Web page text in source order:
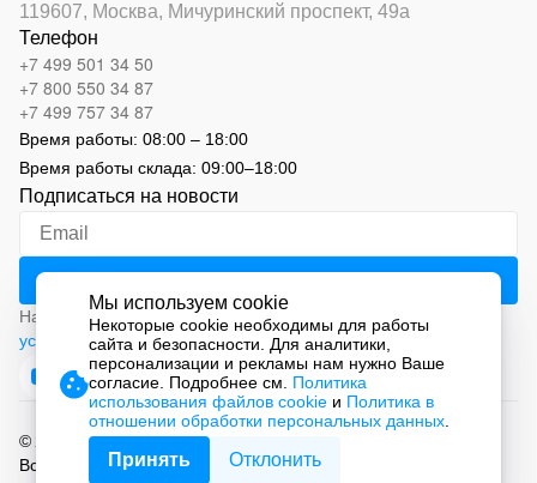
119607, Москва, Мичуринский проспект, 49а
Телефон
+7 499 501 34 50
+7 800 550 34 87
+7 499 757 34 87
Время работы: 08:00 – 18:00
Время работы склада: 09:00–18:00
Подписаться на новости
Нажимая на кнопку «Подписаться», вы соглашаетесь с
условиями обработки персональных данных
© 2026 ООО «СМАРТ Автоматизация»
Все права защищены.
Мы используем cookie
Некоторые cookie необходимы для работы
сайта и безопасности. Для аналитики,
персонализации и рекламы нам нужно Ваше
согласие. Подробнее см. Политика
использования файлов cookie и Политика в
отношении обработки персональных данных
Принять Отклонить